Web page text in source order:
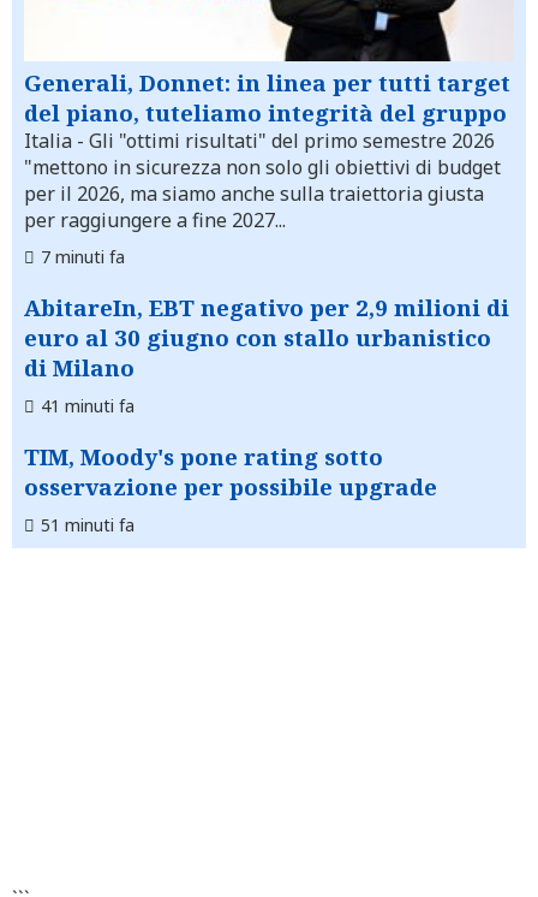
Generali, Donnet: in linea per tutti target
del piano, tuteliamo integrità del gruppo
Italia - Gli "ottimi risultati" del primo semestre 2026
"mettono in sicurezza non solo gli obiettivi di budget
per il 2026, ma siamo anche sulla traiettoria giusta
per raggiungere a fine 2027...
7 minuti fa
AbitareIn, EBT negativo per 2,9 milioni di
euro al 30 giugno con stallo urbanistico
di Milano
41 minuti fa
TIM, Moody's pone rating sotto
osservazione per possibile upgrade
51 minuti fa